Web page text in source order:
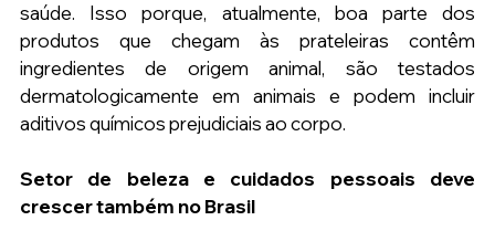
saúde. Isso porque, atualmente, boa parte dos
produtos que chegam às prateleiras contêm
ingredientes de origem animal, são testados
dermatologicamente em animais e podem incluir
aditivos químicos prejudiciais ao corpo.
Setor de beleza e cuidados pessoais deve
crescer também no Brasil